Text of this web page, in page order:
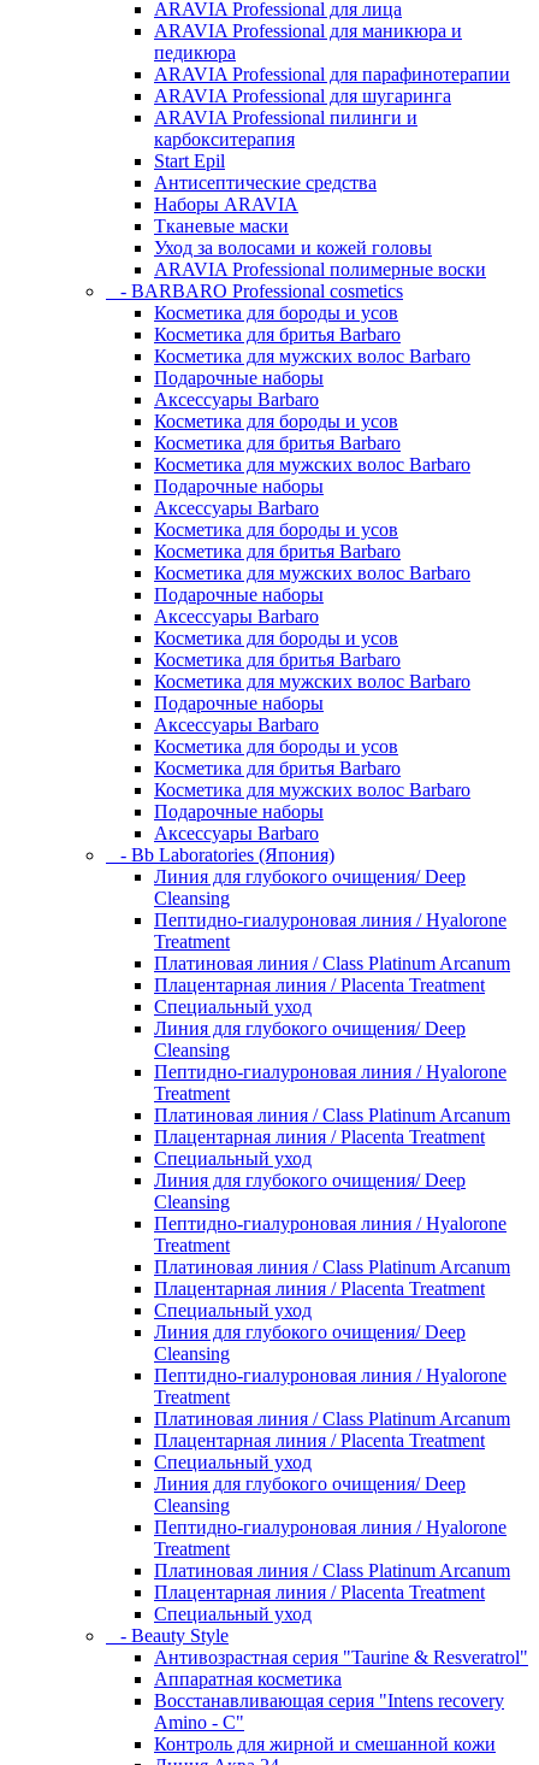
ARAVIA Professional для лица
ARAVIA Professional для маникюра и
педикюра
ARAVIA Professional для парафинотерапии
ARAVIA Professional для шугаринга
ARAVIA Professional пилинги и
карбокситерапия
Start Epil
Антисептические средства
Наборы ARAVIA
Тканевые маски
Уход за волосами и кожей головы
ARAVIA Professional полимерные воски
- BARBARO Professional cosmetics
Косметика для бороды и усов
Косметика для бритья Barbaro
Косметика для мужских волос Barbaro
Подарочные наборы
Аксессуары Barbaro
Косметика для бороды и усов
Косметика для бритья Barbaro
Косметика для мужских волос Barbaro
Подарочные наборы
Аксессуары Barbaro
Косметика для бороды и усов
Косметика для бритья Barbaro
Косметика для мужских волос Barbaro
Подарочные наборы
Аксессуары Barbaro
Косметика для бороды и усов
Косметика для бритья Barbaro
Косметика для мужских волос Barbaro
Подарочные наборы
Аксессуары Barbaro
Косметика для бороды и усов
Косметика для бритья Barbaro
Косметика для мужских волос Barbaro
Подарочные наборы
Аксессуары Barbaro
- Bb Laboratories (Япония)
Линия для глубокого очищения/ Deep
Cleansing
Пептидно-гиалуроновая линия / Hyalorone
Treatment
Платиновая линия / Class Platinum Arcanum
Плацентарная линия / Placenta Treatment
Специальный уход
Линия для глубокого очищения/ Deep
Cleansing
Пептидно-гиалуроновая линия / Hyalorone
Treatment
Платиновая линия / Class Platinum Arcanum
Плацентарная линия / Placenta Treatment
Специальный уход
Линия для глубокого очищения/ Deep
Cleansing
Пептидно-гиалуроновая линия / Hyalorone
Treatment
Платиновая линия / Class Platinum Arcanum
Плацентарная линия / Placenta Treatment
Специальный уход
Линия для глубокого очищения/ Deep
Cleansing
Пептидно-гиалуроновая линия / Hyalorone
Treatment
Платиновая линия / Class Platinum Arcanum
Плацентарная линия / Placenta Treatment
Специальный уход
Линия для глубокого очищения/ Deep
Cleansing
Пептидно-гиалуроновая линия / Hyalorone
Treatment
Платиновая линия / Class Platinum Arcanum
Плацентарная линия / Placenta Treatment
Специальный уход
- Beauty Style
Антивозрастная серия "Taurine & Resveratrol"
Аппаратная косметика
Восстанавливающая серия "Intens recovery
Amino - C"
Контроль для жирной и смешанной кожи